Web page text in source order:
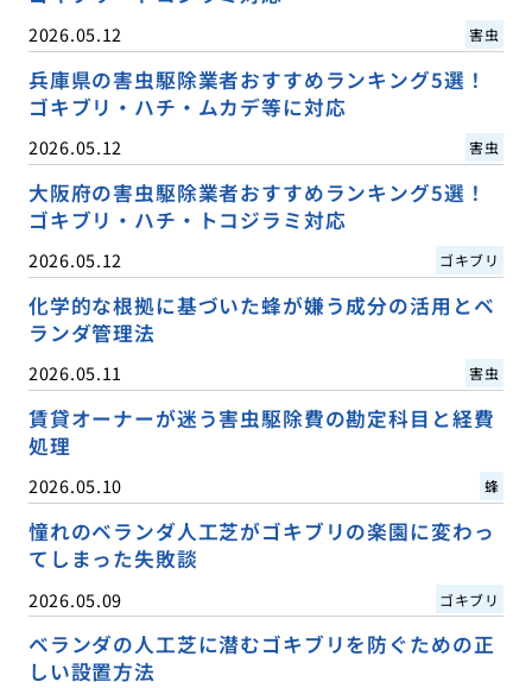
2026.05.12 害虫
兵庫県の害虫駆除業者おすすめランキング5選！
ゴキブリ・ハチ・ムカデ等に対応
2026.05.12 害虫
大阪府の害虫駆除業者おすすめランキング5選！
ゴキブリ・ハチ・トコジラミ対応
2026.05.12 ゴキブリ
化学的な根拠に基づいた蜂が嫌う成分の活用とベ
ランダ管理法
2026.05.11 害虫
賃貸オーナーが迷う害虫駆除費の勘定科目と経費
処理
2026.05.10 蜂
憧れのベランダ人工芝がゴキブリの楽園に変わっ
てしまった失敗談
2026.05.09 ゴキブリ
ベランダの人工芝に潜むゴキブリを防ぐための正
しい設置方法